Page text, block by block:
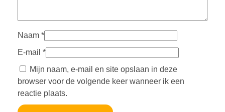
Naam *
E-mail *
Mijn naam, e-mail en site opslaan in deze
browser voor de volgende keer wanneer ik een
reactie plaats.